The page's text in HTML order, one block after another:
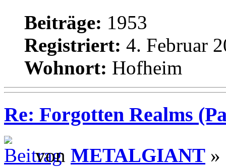
Beiträge: 1953
Registriert: 4. Februar
Wohnort: Hofheim
Re: Forgotten Realms
von METALGIANT »